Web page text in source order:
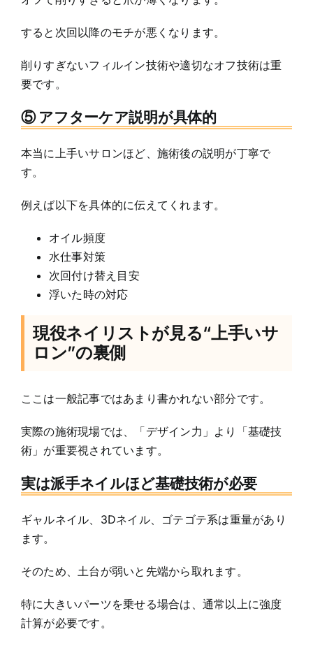
すると次回以降のモチが悪くなります。
削りすぎないフィルイン技術や適切なオフ技術は重
要です。
⑤ アフターケア説明が具体的
本当に上手いサロンほど、施術後の説明が丁寧で
す。
例えば以下を具体的に伝えてくれます。
オイル頻度
水仕事対策
次回付け替え目安
浮いた時の対応
現役ネイリストが見る“上手いサ
ロン”の裏側
ここは一般記事ではあまり書かれない部分です。
実際の施術現場では、「デザイン力」より「基礎技
術」が重要視されています。
実は派手ネイルほど基礎技術が必要
ギャルネイル、3Dネイル、ゴテゴテ系は重量があり
ます。
そのため、土台が弱いと先端から取れます。
特に大きいパーツを乗せる場合は、通常以上に強度
計算が必要です。